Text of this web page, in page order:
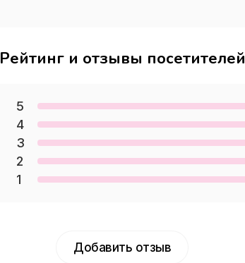
Рейтинг и отзывы посетителей
5
4
3
2
1
Добавить отзыв